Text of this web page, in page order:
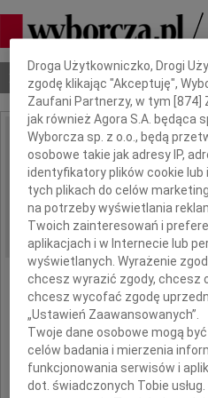
Nekrologi Odeszli Poradnik
IMIĘ I NAZWISKO:
REGION: Szczecin
DATA EMISJI: 07.11.2012
Z
naszego
Dbamy o Twoją prywatność
Droga Użytkowniczko, Drogi
zgodę klikając "Akceptuję",
Zaufani Partnerzy, w tym [874
jak również Agora S.A. będąca
Wyborcza sp. z o.o., będą
osobowe takie jak adresy IP,
identyfikatory plików cookie
tych plikach do celów
na potrzeby wyświetlania
Twoich zainteresowań i
aplikacjach i w Internecie lub
wyświetlanych. Wyrażenie
chcesz wyrazić zgody, chcesz
chcesz wycofać zgodę
„Ustawień Zaawansowanych”.
Twoje dane osobowe mogą
celów badania i mierzenia
funkcjonowania serwisów i
dot. świadczonych Tobie